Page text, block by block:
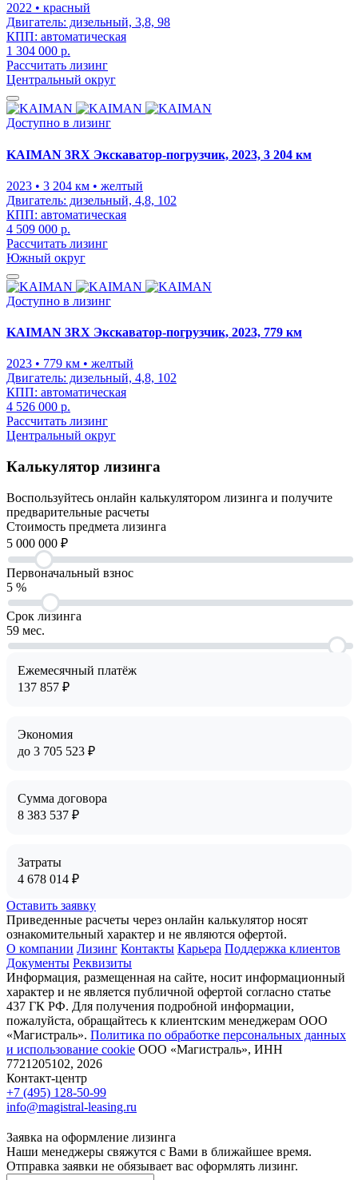
2022 • красный
Двигатель: дизельный, 3,8, 98
КПП: автоматическая
1 304 000 р.
Рассчитать лизинг
Центральный округ
Доступно в лизинг
KAIMAN 3RX Экскаватор-погрузчик, 2023, 3 204 км
2023 • 3 204 км • желтый
Двигатель: дизельный, 4,8, 102
КПП: автоматическая
4 509 000 р.
Рассчитать лизинг
Южный округ
Доступно в лизинг
KAIMAN 3RX Экскаватор-погрузчик, 2023, 779 км
2023 • 779 км • желтый
Двигатель: дизельный, 4,8, 102
КПП: автоматическая
4 526 000 р.
Рассчитать лизинг
Центральный округ
Калькулятор лизинга
Воспользуйтесь онлайн калькулятором лизинга и получите
предварительные расчеты
Cтоимость предмета лизинга
5 000 000 ₽
Первоначальный взнос
5 %
Срок лизинга
59 мес.
Ежемесячный платёж
137 857 ₽
Экономия
до 3 705 523 ₽
Сумма договора
8 383 537 ₽
Затраты
4 678 014 ₽
Оставить заявку
Приведенные расчеты через онлайн калькулятор носят
ознакомительный характер и не являются офертой.
О компании Лизинг Контакты Карьера Поддержка клиентов
Документы Реквизиты
Информация, размещенная на сайте, носит информационный
характер и не является публичной офертой согласно статье
437 ГК РФ. Для получения подробной информации,
пожалуйста, обращайтесь к клиентским менеджерам ООО
«Магистраль». Политика по обработке персональных данных
и использование сookie ООО «Магистраль», ИНН
7721205102, 2026
Контакт-центр
+7 (495) 128-50-99
info@magistral-leasing.ru
Заявка на оформление лизинга
Наши менеджеры свяжутся с Вами в ближайшее время.
Отправка заявки не обязывает вас оформлять лизинг.